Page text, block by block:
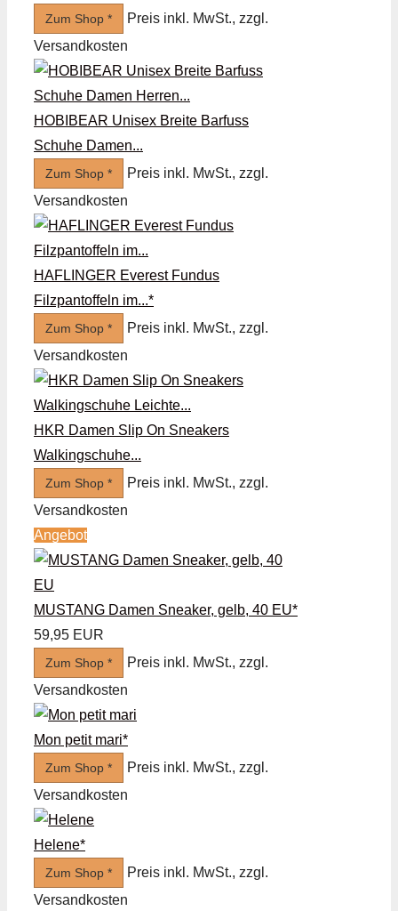
Zum Shop *
Preis inkl. MwSt., zzgl.
Versandkosten
HOBIBEAR Unisex Breite Barfuss
Schuhe Damen...
Zum Shop *
Preis inkl. MwSt., zzgl.
Versandkosten
HAFLINGER Everest Fundus
Filzpantoffeln im...*
Zum Shop *
Preis inkl. MwSt., zzgl.
Versandkosten
HKR Damen Slip On Sneakers
Walkingschuhe...
Zum Shop *
Preis inkl. MwSt., zzgl.
Versandkosten
Angebot
MUSTANG Damen Sneaker, gelb, 40 EU*
59,95 EUR
Zum Shop *
Preis inkl. MwSt., zzgl.
Versandkosten
Mon petit mari*
Zum Shop *
Preis inkl. MwSt., zzgl.
Versandkosten
Helene*
Zum Shop *
Preis inkl. MwSt., zzgl.
Versandkosten